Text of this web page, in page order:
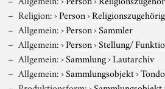
Religion:›Person›
Allgemein:›Person›Sammler
Allgemein:›Person›Stellung/
Allgemein:›Sammlung›Lautarchiv
Allgemein:›Sammlungsobjekt›